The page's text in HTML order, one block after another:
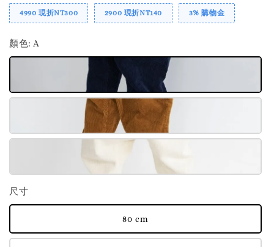
4990 現折NT300 2900 現折NT140 3% 購物金
顏色: A
尺寸
80 cm